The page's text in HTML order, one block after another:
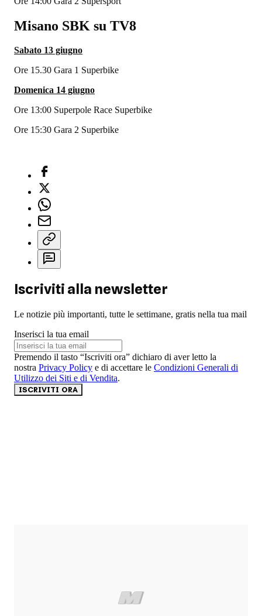
Misano SBK su TV8
Sabato 13 giugno
Ore 15.30 Gara 1 Superbike
Domenica 14 giugno
Ore 13:00 Superpole Race Superbike
Ore 15:30 Gara 2 Superbike
Iscriviti alla newsletter
Le notizie più importanti, tutte le settimane, gratis nella tua mail
Inserisci la tua email
Premendo il tasto “Iscriviti ora” dichiaro di aver letto la
nostra Privacy Policy e di accettare le Condizioni Generali di
Utilizzo dei Siti e di Vendita.
ISCRIVITI ORA